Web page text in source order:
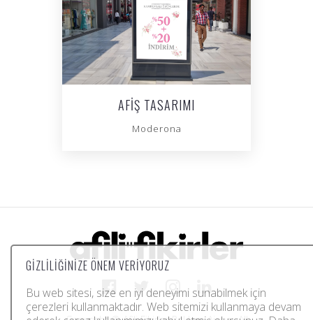
AFIŞ TASARIMI
Moderona
GIZLILIĞINIZE ÖNEM VERIYORUZ
Bu web sitesi, size en iyi deneyimi sunabilmek için
çerezleri kullanmaktadır. Web sitemizi kullanmaya devam